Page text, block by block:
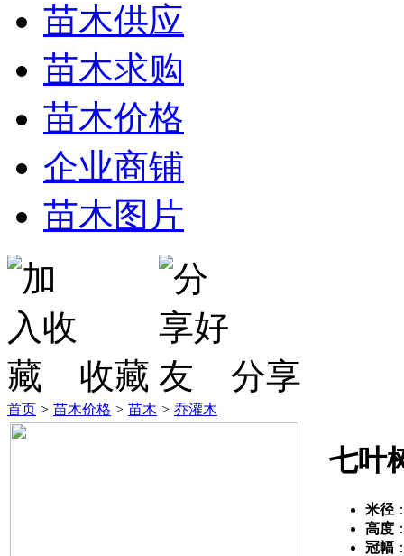
苗木供应
苗木求购
苗木价格
企业商铺
苗木图片
收藏 分享
首页 > 苗木价格 > 苗木 > 乔灌木
七叶
米径
高度
冠幅